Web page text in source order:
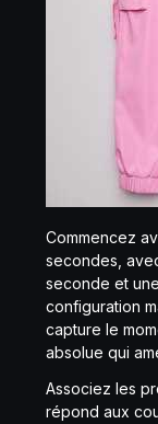
Commencez
secondes,
seconde et
configuration
capture le
absolue qui
Associez les
répond aux